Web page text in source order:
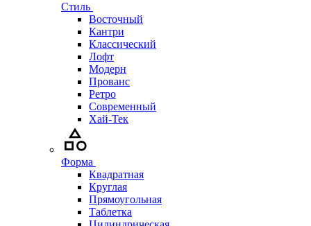
Стиль
Восточный
Кантри
Классический
Лофт
Модерн
Прованс
Ретро
Современный
Хай-Тек
Форма
Квадратная
Круглая
Прямоугольная
Таблетка